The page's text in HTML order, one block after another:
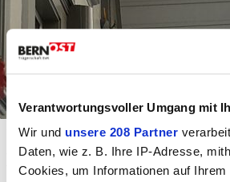
Verantwortungsvoller Umgang mit
Wir und unsere 208 Partner
Daten, wie z. B. Ihre IP-Adresse,
Cookies, um Informationen auf
Landiswil
Landgasthof Löwen